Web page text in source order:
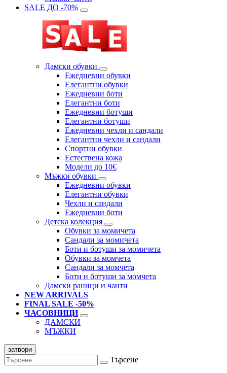
SALE ДО -70%
Дамски обувки
Eжедневни обувки
Eлегантни обувки
Eжедневни боти
Eлегантни боти
Eжедневни ботуши
Eлегантни ботуши
Ежедневни чехли и сандали
Елегантни чехли и сандали
Спортни обувки
Естествена кожа
Модели до 10€
Мъжки обувки
Ежедневни обувки
Елегантни обувки
Чехли и сандали
Ежедневни боти
Детска колекция
Обувки за момичета
Сандали за момичета
Боти и ботуши за момичета
Обувки за момчета
Сандали за момчета
Боти и ботуши за момчета
Дамски раници и чанти
NEW ARRIVALS
FINAL SALE -50%
ЧАСОВНИЦИ
ДАМСКИ
МЪЖКИ
затвори
Търсене